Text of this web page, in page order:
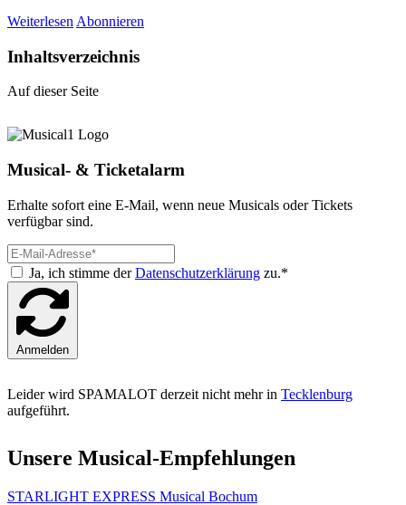
Weiterlesen Abonnieren
Inhaltsverzeichnis
Auf dieser Seite
Musical- & Ticketalarm
Erhalte sofort eine E-Mail, wenn neue Musicals oder Tickets
verfügbar sind.
Ja, ich stimme derDatenschutzerklärung zu.*
Anmelden
Leider wird SPAMALOT derzeit nicht mehr in Tecklenburg
aufgeführt.
Unsere Musical-Empfehlungen
STARLIGHT EXPRESS Musical Bochum